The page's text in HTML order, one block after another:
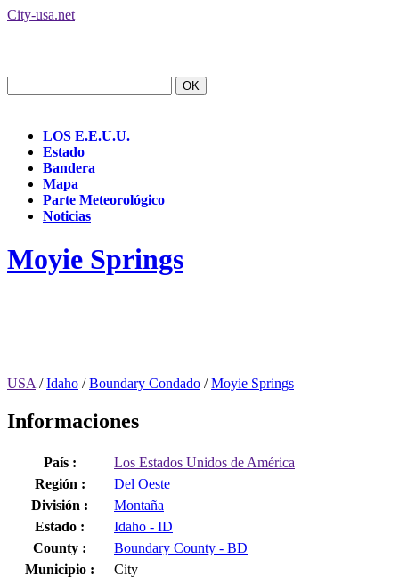
City-usa.net
LOS E.E.U.U.
Estado
Bandera
Mapa
Parte Meteorológico
Noticias
Moyie Springs
USA /Idaho /Boundary Condado /Moyie Springs
Informaciones
País :
Los Estados Unidos de América
Región :
Del Oeste
División :
Montaña
Estado :
Idaho - ID
County :
Boundary County - BD
Municipio :
City